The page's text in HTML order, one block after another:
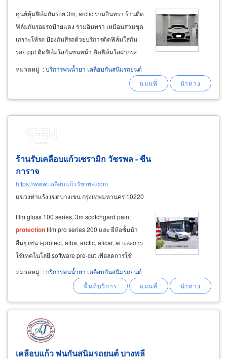
ศูนย์หุ้มฟิล์มกันรอย 3m, arctic รามอินทรา ร้านติด
ฟิล์มกันรอยรถป้ายแดง รามอินทรา เหมือนสวมชุด
เกราะให้รถ ป้องกันสีรถด้วยบริการติดฟิล์มใสกัน
รอย ppf ติดฟิล์มใสกันชนหน้า ติดฟิล์มใสฝากระ
โปรง ติดฟิล์มใสหลังคา ติดฟิล์มใสแก้มรถ ติดฟิล์ม
ใสตะแกรงและไฟหน้า เหมือนสวมชุดเกราะให้รถ
protection
หมวดหมู่ :บริการพ่นน้ำยา เคลือบกันสนิมรถยนต์
ร้านรับเคลือบแก้วเซรามิก วัชรพล - ซีน
การาจ
https://www.เคลือบแก้ววัชรพล.com
แขวงท่าแร้ง เขตบางเขน กรุงเทพมหานคร 10220
film gloss 100 series, 3m scotchgard paint
protectionfilm pro series 200 และ ยี่ห้อชั้นนำ
อื่นๆ เช่น i-protect, aiba, arctic, alicar, ai และการ
ใช้เทคโนโลยี software pre-cut เพื่อลดการใช้
cutter กรีดบนตัวรถ และภายในรถ เลือก wrap ติด
ฟิล์มใสได้ตามความต้องการ ดังนี้ บริการ wrap
ติดฟิล์มใสกันรอยภายในรถ
หมวดหมู่ :บริการพ่นน้ำยา เคลือบกันสนิมรถยนต์
เคลือบแก้ว พ่นกันสนิมรถยนต์ บางพลี